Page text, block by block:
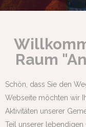
Raum
Schön, dass Sie den
Webseite möchten wir
Aktivitäten unserer
Teil unserer lebendigen